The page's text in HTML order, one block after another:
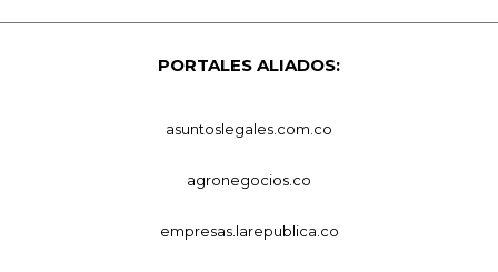
PORTALES ALIADOS:
asuntoslegales.com.co
agronegocios.co
empresas.larepublica.co